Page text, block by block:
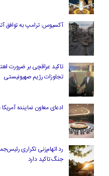
آکسیوس: ترامپ به توافق آتش‌بس در
تاکید عراقچی بر ضرورت
تجاوزات رژیم صهیونیستی
ادعای معاون نماینده
رد اتهام‌زنی تکراری
جنگ تاکید دارد